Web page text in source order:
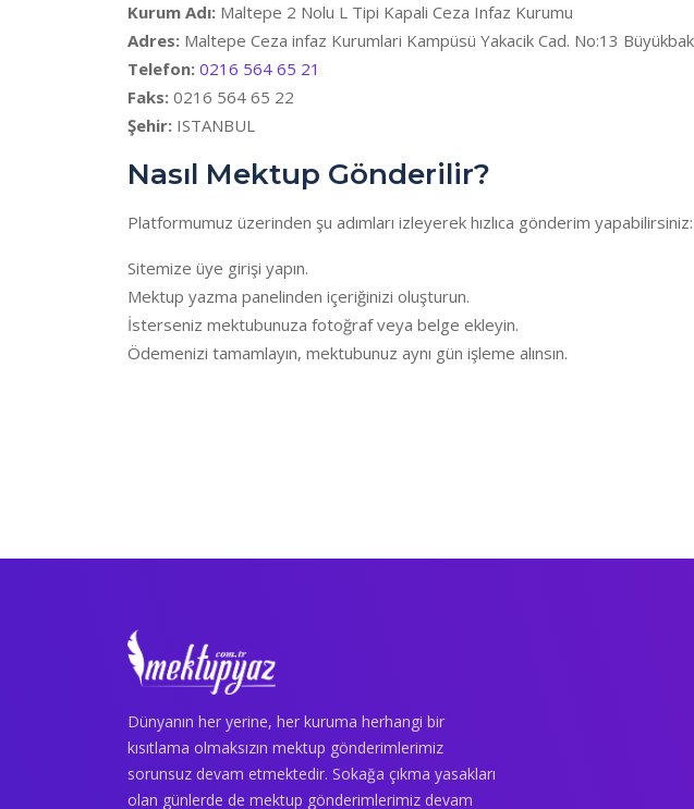
Kurum Adı: Maltepe 2 Nolu L Tipi Kapali Ceza Infaz Kurumu
Adres: Maltepe Ceza infaz Kurumlari Kampüsü Yakacik Cad. No:13
Telefon: 0216 564 65 21
Faks: 0216 564 65 22
Şehir: ISTANBUL
Nasıl Mektup Gönderilir?
Platformumuz üzerinden şu adımları izleyerek hızlıca gönderim yapabilirsiniz:
Sitemize üye girişi yapın.
Mektup yazma panelinden içeriğinizi oluşturun.
İsterseniz mektubunuza fotoğraf veya belge ekleyin.
Ödemenizi tamamlayın, mektubunuz aynı gün işleme alınsın.
Dünyanın her yerine, her kuruma herhangi bir
kısıtlama olmaksızın mektup gönderimlerimiz
sorunsuz devam etmektedir. Sokağa çıkma yasakları
olan günlerde de mektup gönderimlerimiz devam